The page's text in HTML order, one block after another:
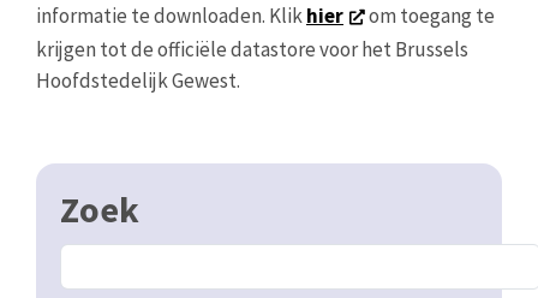
informatie te downloaden. Klikhier
om toegang te
krijgen tot de officiële datastore voor het Brussels
Hoofdstedelijk Gewest.
Zoek